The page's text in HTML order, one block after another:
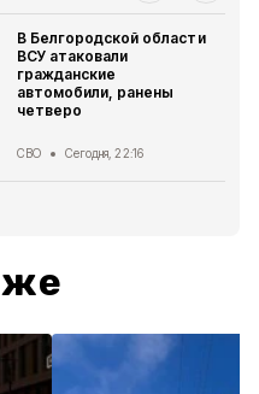
В Белгородской области
ВСУ атаковали
гражданские
автомобили, ранены
четверо
СВО Сегодня, 22:16